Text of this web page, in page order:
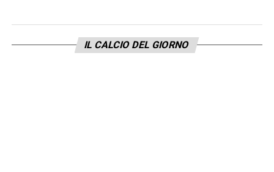
IL CALCIO DEL GIORNO